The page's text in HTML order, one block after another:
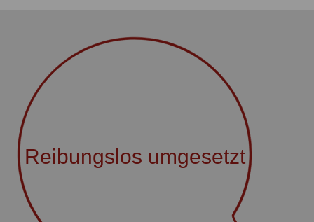
Reibungslos umgesetzt